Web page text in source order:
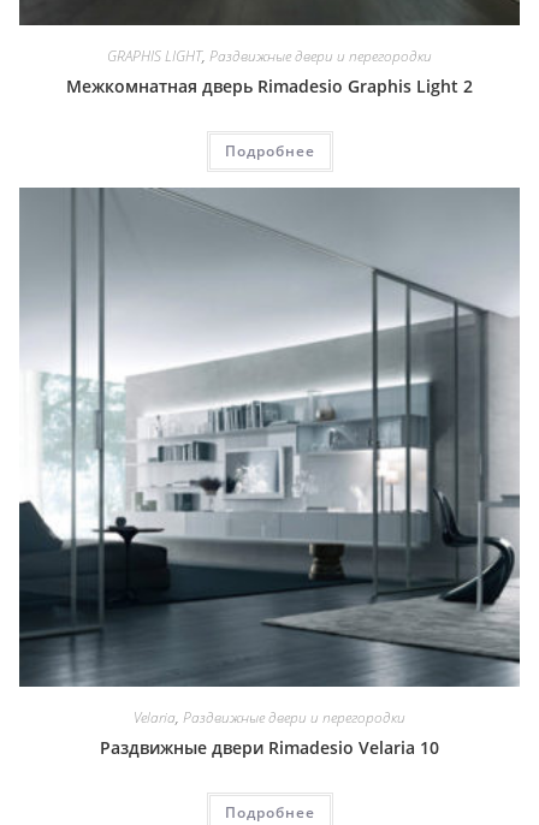
GRAPHIS LIGHT, Раздвижные двери и перегородки
Межкомнатная дверь Rimadesio Graphis Light 2
Подробнее
Velaria, Раздвижные двери и перегородки
Раздвижные двери Rimadesio Velaria 10
Подробнее